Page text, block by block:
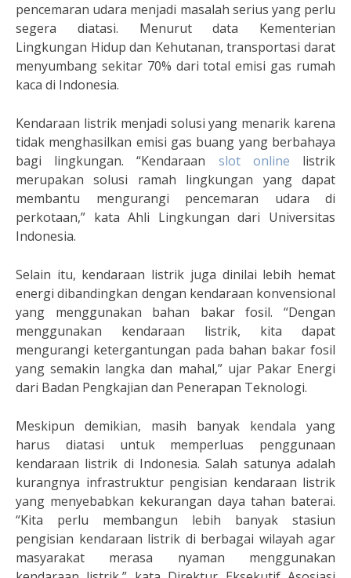
pencemaran udara menjadi masalah serius yang perlu
segera diatasi. Menurut data Kementerian
Lingkungan Hidup dan Kehutanan, transportasi darat
menyumbang sekitar 70% dari total emisi gas rumah
kaca di Indonesia.
Kendaraan listrik menjadi solusi yang menarik karena
tidak menghasilkan emisi gas buang yang berbahaya
bagi lingkungan. “Kendaraan slot online listrik
merupakan solusi ramah lingkungan yang dapat
membantu mengurangi pencemaran udara di
perkotaan,” kata Ahli Lingkungan dari Universitas
Indonesia.
Selain itu, kendaraan listrik juga dinilai lebih hemat
energi dibandingkan dengan kendaraan konvensional
yang menggunakan bahan bakar fosil. “Dengan
menggunakan kendaraan listrik, kita dapat
mengurangi ketergantungan pada bahan bakar fosil
yang semakin langka dan mahal,” ujar Pakar Energi
dari Badan Pengkajian dan Penerapan Teknologi.
Meskipun demikian, masih banyak kendala yang
harus diatasi untuk memperluas penggunaan
kendaraan listrik di Indonesia. Salah satunya adalah
kurangnya infrastruktur pengisian kendaraan listrik
yang menyebabkan kekurangan daya tahan baterai.
“Kita perlu membangun lebih banyak stasiun
pengisian kendaraan listrik di berbagai wilayah agar
masyarakat merasa nyaman menggunakan